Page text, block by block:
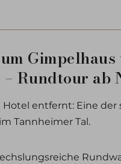
Rundtour ab
entfernt: Eine der
Tannheimer Tal.